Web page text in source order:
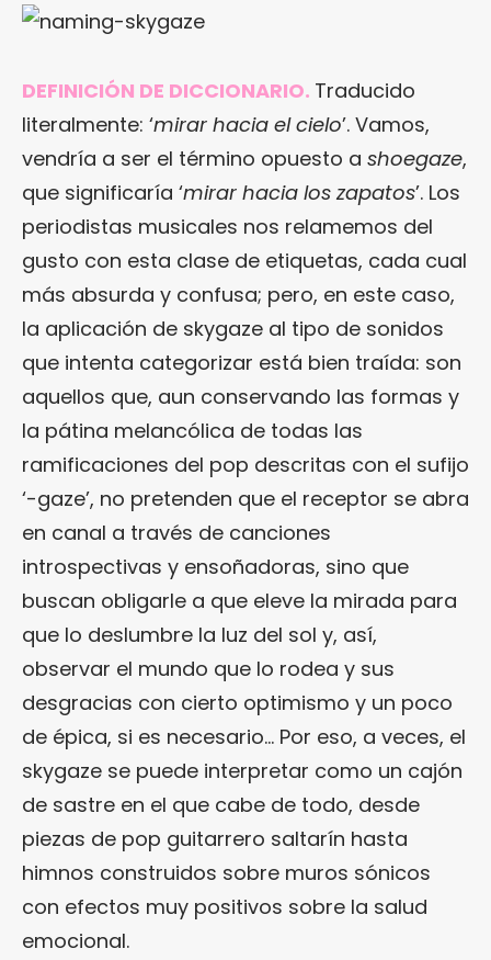
DEFINICIÓN DE DICCIONARIO. Traducido
literalmente: ‘mirar hacia el cielo’. Vamos,
vendría a ser el término opuesto a shoegaze,
que significaría ‘mirar hacia los zapatos’. Los
periodistas musicales nos relamemos del
gusto con esta clase de etiquetas, cada cual
más absurda y confusa; pero, en este caso,
la aplicación de skygaze al tipo de sonidos
que intenta categorizar está bien traída: son
aquellos que, aun conservando las formas y
la pátina melancólica de todas las
ramificaciones del pop descritas con el sufijo
‘-gaze’, no pretenden que el receptor se abra
en canal a través de canciones
introspectivas y ensoñadoras, sino que
buscan obligarle a que eleve la mirada para
que lo deslumbre la luz del sol y, así,
observar el mundo que lo rodea y sus
desgracias con cierto optimismo y un poco
de épica, si es necesario… Por eso, a veces, el
skygaze se puede interpretar como un cajón
de sastre en el que cabe de todo, desde
piezas de pop guitarrero saltarín hasta
himnos construidos sobre muros sónicos
con efectos muy positivos sobre la salud
emocional.